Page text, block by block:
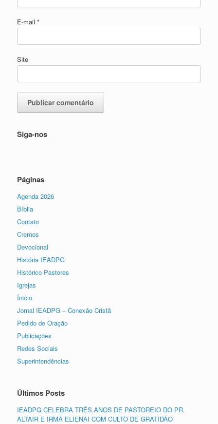
E-mail *
Site
Siga-nos
Páginas
Agenda 2026
Bíblia
Contato
Cremos
Devocional
História IEADPG
Histórico Pastores
Igrejas
Ínicio
Jornal IEADPG – Conexão Cristã
Pedido de Oração
Publicações
Redes Sociais
Superintendências
Últimos Posts
IEADPG CELEBRA TRÊS ANOS DE PASTOREIO DO PR.
ALTAIR E IRMÃ ELIENAI COM CULTO DE GRATIDÃO